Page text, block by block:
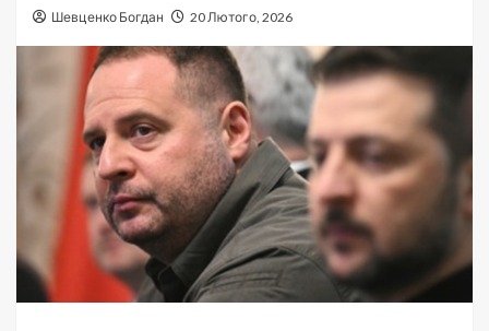
Шевценко Богдан 20 Лютого, 2026